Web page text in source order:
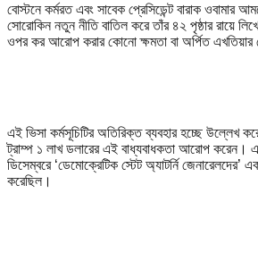
বোস্টনে কর্মরত এবং সাবেক প্রেসিডেন্ট বারাক ওবামার
সোরোকিন নতুন নীতি বাতিল করে তাঁর ৪২ পৃষ্ঠার রায়ে
ওপর কর আরোপ করার কোনো ক্ষমতা বা অর্পিত এখতিয়ার
এই ভিসা কর্মসূচিটির অতিরিক্ত ব্যবহার হচ্ছে উল্লেখ করে
ট্রাম্প ১ লাখ ডলারের এই বাধ্যবাধকতা আরোপ করেন।
ডিসেম্বরে ‘ডেমোক্রেটিক স্টেট অ্যাটর্নি জেনারেলদের’
করেছিল।